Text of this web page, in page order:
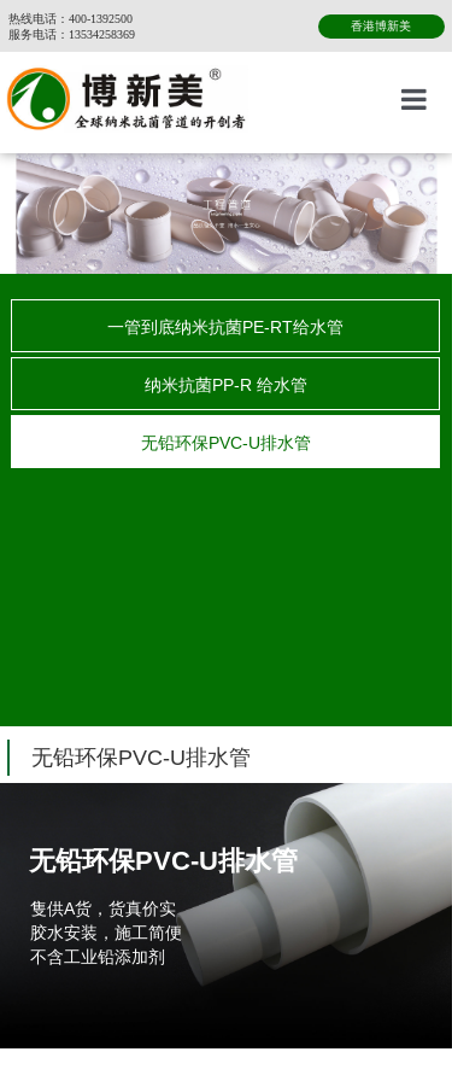
热线电话：400-1392500
服务电话：13534258369
首页
关于博新美
产品中心
一管到底纳米抗菌PE-RT给水管
纳米抗菌PP-R 给水管
无铅环保PVC-U排水管
无铅环保PVC-U排水管
无铅环保PVC-U排水管
隻供A货，货真价实
胶水安装，施工简便
不含工业铅添加剂